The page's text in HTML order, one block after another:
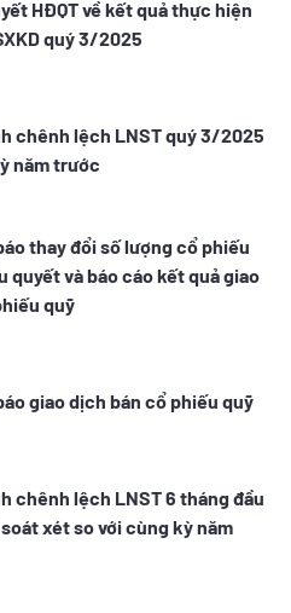
HĐQT về kết quả thực hiện
quý 3/2025
chênh lệch LNST quý 3/2025
năm trước
thay đổi số lượng cổ phiếu
quyết và báo cáo kết quả giao
quỹ
giao dịch bán cổ phiếu quỹ
chênh lệch LNST 6 tháng đầu
xét so với cùng kỳ năm